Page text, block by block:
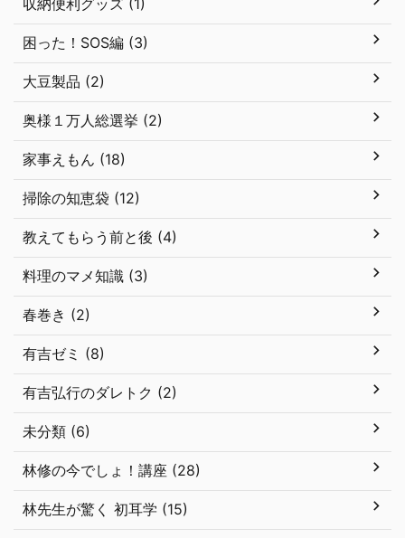
収納便利グッズ (1)
困った！SOS編 (3)
大豆製品 (2)
奥様１万人総選挙 (2)
家事えもん (18)
掃除の知恵袋 (12)
教えてもらう前と後 (4)
料理のマメ知識 (3)
春巻き (2)
有吉ゼミ (8)
有吉弘行のダレトク (2)
未分類 (6)
林修の今でしょ！講座 (28)
林先生が驚く 初耳学 (15)